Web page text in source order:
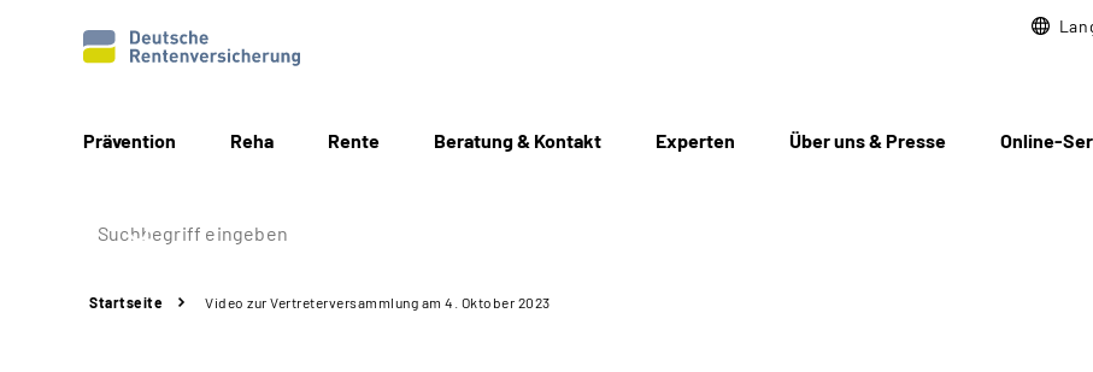
Prävention Reha Rente Beratung & Kontakt Experten Über uns & Presse Online-
Startseite Video zur Vertreterversammlung am 4. Oktober 2023